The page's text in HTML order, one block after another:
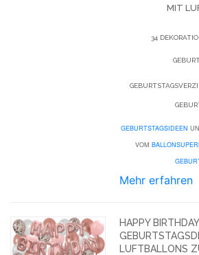
MIT
34
GEBURTSTAGSIDEEN
VOM
Mehr erfahren
HAPPY
LUFTBALLONS